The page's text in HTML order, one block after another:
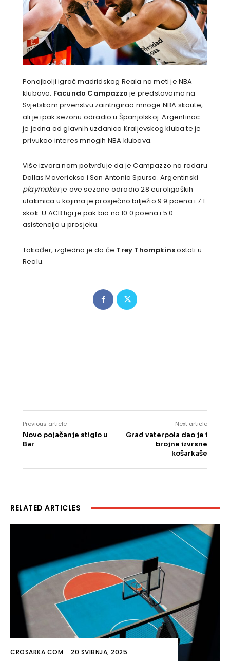
Ponajbolji igrač madridskog Reala na meti je NBA
klubova. Facundo Campazzo je predstavama na
Svjetskom prvenstvu zaintrigirao mnoge NBA skaute,
ali je ipak sezonu odradio u Španjolskoj. Argentinac
je jedna od glavnih uzdanica Kraljevskog kluba te je
privukao interes mnogih NBA klubova.
Više izvora nam potvrđuje da je Campazzo na radaru
Dallas Mavericksa i San Antonio Spursa. Argentinski
playmakerje ove sezone odradio 28 euroligaških
utakmica u kojima je prosječno bilježio 9.9 poena i 7.1
skok. U ACB ligi je pak bio na 10.0 poena i 5.0
asistencija u prosjeku.
Također, izgledno je da će Trey Thompkinsostati u
Realu.
Previous article
Novo pojačanje stiglo u
Bar
Next article
Grad vaterpola dao je i
brojne izvrsne
košarkaše
RELATED ARTICLES
CROSARKA.COM -20 SVIBNJA, 2025